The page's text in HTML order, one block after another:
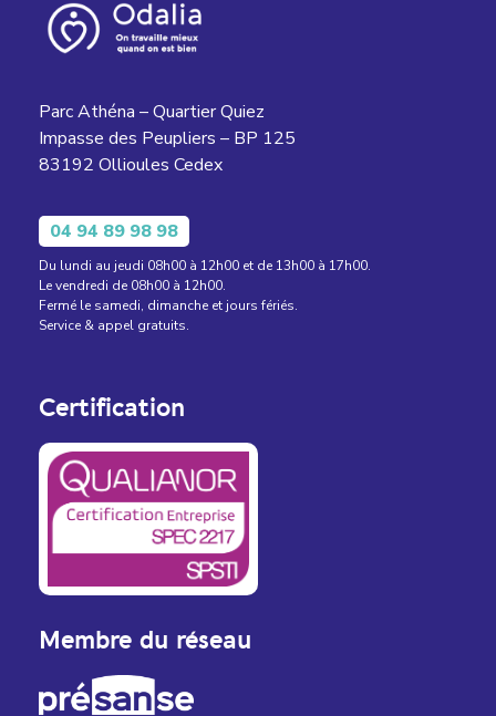
Parc Athéna – Quartier Quiez
Impasse des Peupliers – BP 125
83192 Ollioules Cedex
04 94 89 98 98
Du lundi au jeudi 08h00 à 12h00 et de 13h00 à 17h00.
Le vendredi de 08h00 à 12h00.
Fermé le samedi, dimanche et jours fériés.
Service & appel gratuits.
Certification
Membre du réseau